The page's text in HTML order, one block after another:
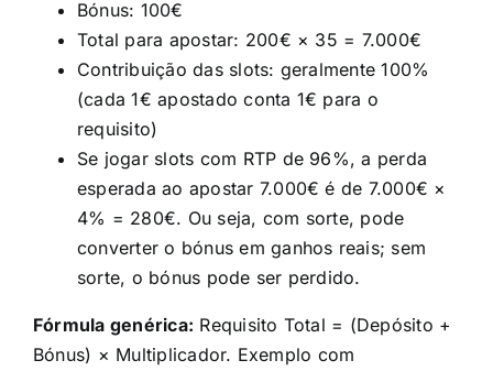
Bónus: 100€
Total para apostar: 200€ × 35 = 7.000€
Contribuição das slots: geralmente 100%
(cada 1€ apostado conta 1€ para o
requisito)
Se jogar slots com RTP de 96%, a perda
esperada ao apostar 7.000€ é de 7.000€ ×
4% = 280€. Ou seja, com sorte, pode
converter o bónus em ganhos reais; sem
sorte, o bónus pode ser perdido.
Fórmula genérica: Requisito Total = (Depósito +
Bónus) × Multiplicador. Exemplo com